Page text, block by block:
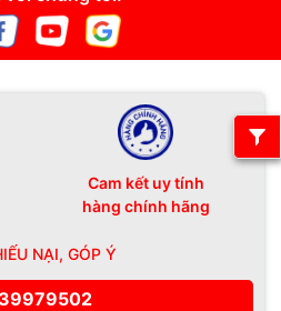
Cam kết uy tính
hàng chính hãng
NẠI, GÓP Ý